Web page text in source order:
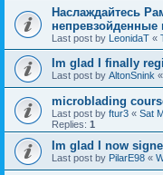
Наслаждайтесь
непревзойденные
Last post by LeonidaT «
Im glad I finally
Last post by AltonSnink «
microblading
Last post by ftur3 « Sat
Replies: 1
Im glad I now
Last post by PilarE98 «